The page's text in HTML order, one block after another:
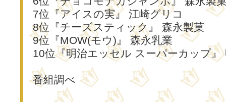
7位『アイスの実』 江崎グリコ
8位『チーズスティック』 森永製菓
9位『MOW(モウ)』 森永乳業
10位『明治エッセル スーパーカップ』
番組調べ